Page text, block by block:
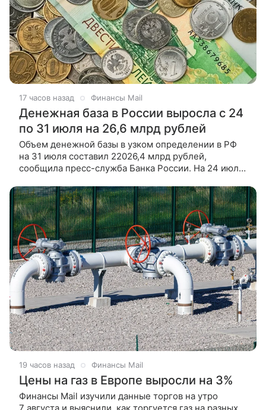
17 часов назад Финансы Mail
Денежная база в России выросла с 24
по 31 июля на 26,6 млрд рублей
Объем денежной базы в узком определении в РФ
на 31 июля составил 22026,4 млрд рублей,
сообщила пресс-служба Банка России. На 24 июля
рублей. Таким образом,
19 часов назад Финансы Mail
Цены на газ в Европе выросли на 3%
Финансы Mail изучили данные торгов на утро